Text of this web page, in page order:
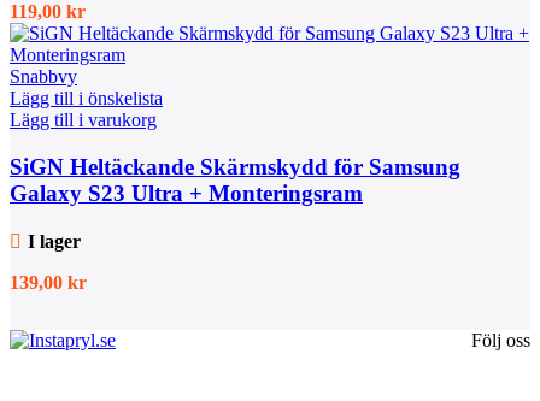
119,00 kr
Snabbvy
Lägg till i önskelista
Lägg till i varukorg
SiGN Heltäckande Skärmskydd för Samsung
Galaxy S23 Ultra + Monteringsram
I lager
139,00 kr
Följ oss